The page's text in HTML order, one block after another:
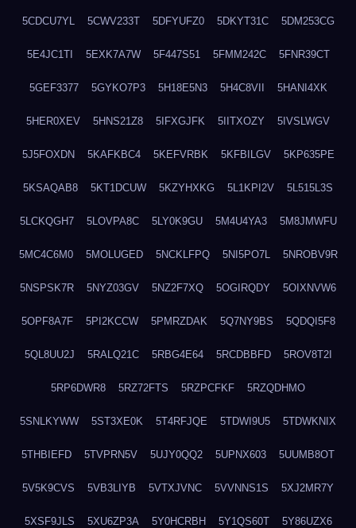
5CDCU7YL 5CWV233T 5DFYUFZ0 5DKYT31C 5DM253CG
5E4JC1TI 5EXK7A7W 5F447S51 5FMM242C 5FNR39CT
5GEF3377 5GYKO7P3 5H18E5N3 5H4C8VII 5HANI4XK
5HER0XEV 5HNS21Z8 5IFXGJFK 5IITXOZY 5IVSLWGV
5J5FOXDN 5KAFKBC4 5KEFVRBK 5KFBILGV 5KP635PE
5KSAQAB8 5KT1DCUW 5KZYHXKG 5L1KPI2V 5L515L3S
5LCKQGH7 5LOVPA8C 5LY0K9GU 5M4U4YA3 5M8JMWFU
5MC4C6M0 5MOLUGED 5NCKLFPQ 5NI5PO7L 5NROBV9R
5NSPSK7R 5NYZ03GV 5NZ2F7XQ 5OGIRQDY 5OIXNVW6
5OPF8A7F 5PI2KCCW 5PMRZDAK 5Q7NY9BS 5QDQI5F8
5QL8UU2J 5RALQ21C 5RBG4E64 5RCDBBFD 5ROV8T2I
5RP6DWR8 5RZ72FTS 5RZPCFKF 5RZQDHMO
5SNLKYWW 5ST3XE0K 5T4RFJQE 5TDWI9U5 5TDWKNIX
5THBIEFD 5TVPRN5V 5UJY0QQ2 5UPNX603 5UUMB8OT
5V5K9CVS 5VB3LIYB 5VTXJVNC 5VVNNS1S 5XJ2MR7Y
5XSF9JLS 5XU6ZP3A 5Y0HCRBH 5Y1QS60T 5Y86UZX6